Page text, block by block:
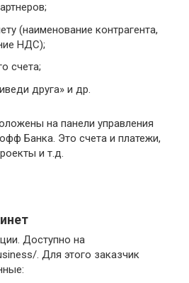
(наименование контрагента,
НДС);
счета;
друга» и др.
на панели управления
Банка. Это счета и платежи,
и т.д.
Доступно на
. Для этого заказчик